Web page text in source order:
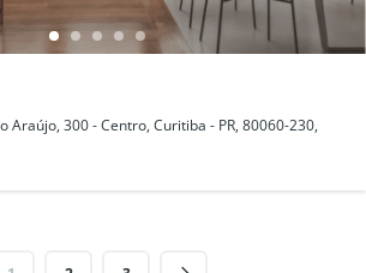
Araújo, 300 - Centro, Curitiba - PR, 80060-230,